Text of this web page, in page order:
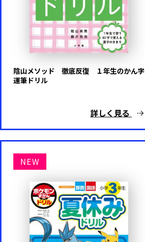
陰山メソッド 徹底反復 １年生のかん字
運筆ドリル
詳しく見る
NEW